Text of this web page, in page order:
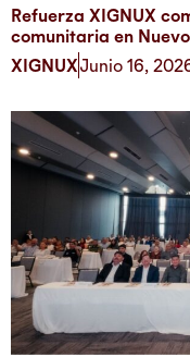
Refuerza XIGNUX
comunitaria en
XIGNUXJunio 16,